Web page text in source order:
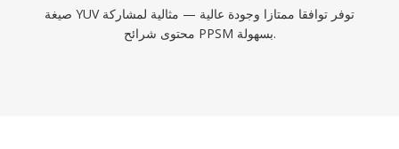
صيغة YUV توفر توافقا ممتازا وجودة عالية — مثالية لمشاركة
محتوى شرائح PPSM بسهولة.